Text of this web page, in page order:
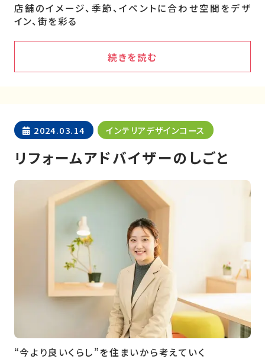
店舗のイメージ、季節、イベントに合わせ空間をデザ
イン、街を彩る
続きを読む
2024.03.14 インテリアデザインコース
リフォームアドバイザーのしごと
“今より良いくらし”を住まいから考えていく